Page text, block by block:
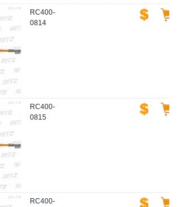
RC400-
0814
RC400-
0815
RC400-